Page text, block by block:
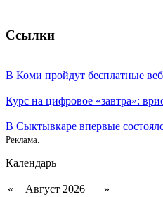
Ссылки
В Коми пройдут бесплатные
Курс на цифровое «завтра»:
В Сыктывкаре впервые
Реклама.
Календарь
« Август 2026
»